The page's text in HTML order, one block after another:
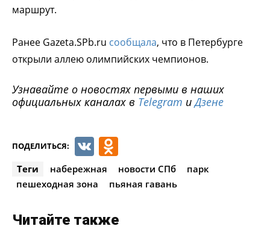
маршрут.
Ранее Gazeta.SPb.ru сообщала, что в Петербурге
открыли аллею олимпийских чемпионов.
Узнавайте о новостях первыми в наших
официальных каналах в Telegram иДзене
ПОДЕЛИТЬСЯ: VK
Теги набережная новости СПб
парк
пешеходная зона
пьяная гавань
Читайте также